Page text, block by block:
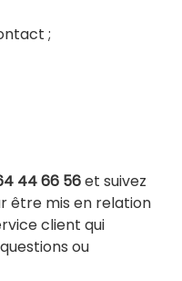
;
44 66 56et suivez
être mis en relation
client qui
ou